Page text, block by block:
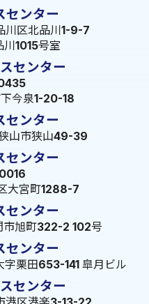
センター
川区北品川1-9-7
川1015号室
センター
今泉1-20-18
センター
山市狭山49-39
センター
大宮町1288-7
センター
市旭町322-2 102号
センター
栗田653-141 皐月ビル
センター